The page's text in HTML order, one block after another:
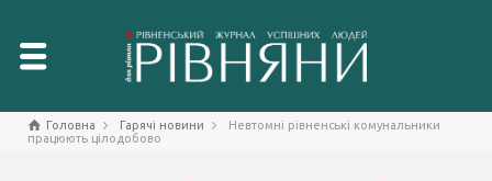
Головна Гарячі новини
Невтомні рівненські комунальники
працюють цілодобово